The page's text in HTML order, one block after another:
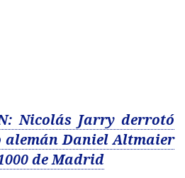
Nicolás Jarry derrotó
alemán Daniel Altmaier
de Madrid